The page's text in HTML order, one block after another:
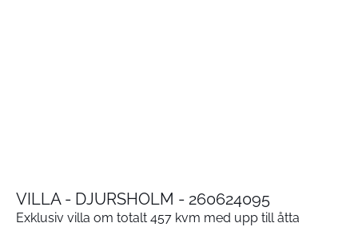
VILLA - DJURSHOLM - 260624095
Exklusiv villa om totalt 457 kvm med upp till åtta